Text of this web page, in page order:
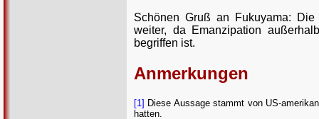
Schönen Gruß an Fukuyama: Die
weiter, da Emanzipation
begriffen ist.
Anmerkungen
[1] Diese Aussage stammt von US-
hatten.